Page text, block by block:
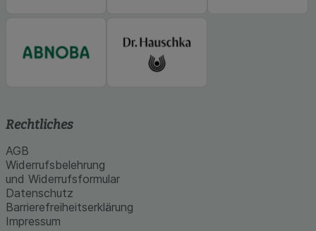
Rechtliches
AGB
Widerrufsbelehrung
und Widerrufsformular
Datenschutz
Barrierefreiheitserklärung
Impressum